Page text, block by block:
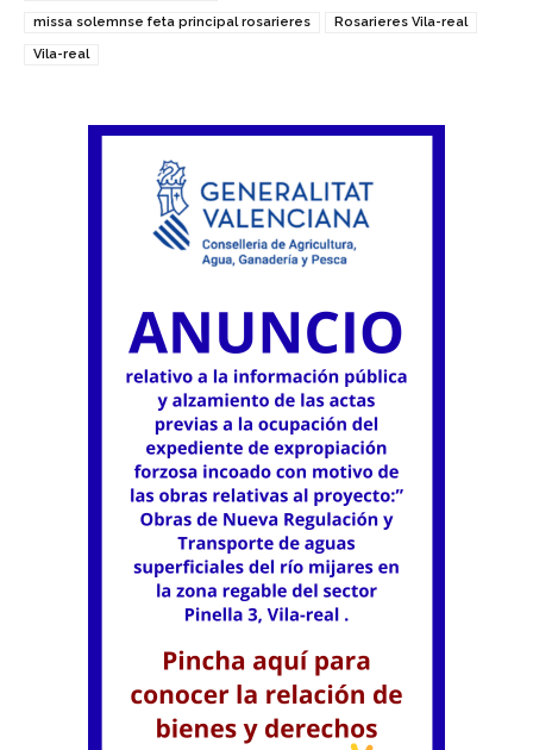
missa solemnse feta principal rosarieres Rosarieres Vila-real
Vila-real